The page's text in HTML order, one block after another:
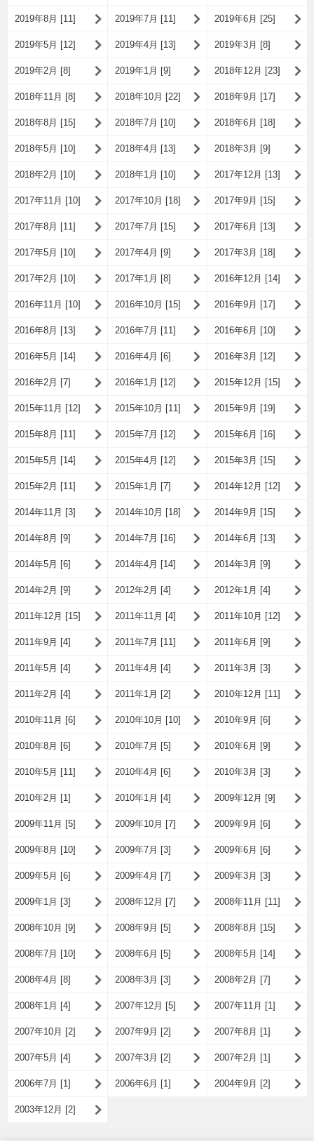
2019年8月 [11] 2019年7月 [11] 2019年6月 [25]
2019年5月 [12] 2019年4月 [13] 2019年3月 [8]
2019年2月 [8] 2019年1月 [9] 2018年12月 [23]
2018年11月 [8] 2018年10月 [22] 2018年9月 [17]
2018年8月 [15] 2018年7月 [10] 2018年6月 [18]
2018年5月 [10] 2018年4月 [13] 2018年3月 [9]
2018年2月 [10] 2018年1月 [10] 2017年12月 [13]
2017年11月 [10] 2017年10月 [18] 2017年9月 [15]
2017年8月 [11] 2017年7月 [15] 2017年6月 [13]
2017年5月 [10] 2017年4月 [9] 2017年3月 [18]
2017年2月 [10] 2017年1月 [8] 2016年12月 [14]
2016年11月 [10] 2016年10月 [15] 2016年9月 [17]
2016年8月 [13] 2016年7月 [11] 2016年6月 [10]
2016年5月 [14] 2016年4月 [6] 2016年3月 [12]
2016年2月 [7] 2016年1月 [12] 2015年12月 [15]
2015年11月 [12] 2015年10月 [11] 2015年9月 [19]
2015年8月 [11] 2015年7月 [12] 2015年6月 [16]
2015年5月 [14] 2015年4月 [12] 2015年3月 [15]
2015年2月 [11] 2015年1月 [7] 2014年12月 [12]
2014年11月 [3] 2014年10月 [18] 2014年9月 [15]
2014年8月 [9] 2014年7月 [16] 2014年6月 [13]
2014年5月 [6] 2014年4月 [14] 2014年3月 [9]
2014年2月 [9] 2012年2月 [4] 2012年1月 [4]
2011年12月 [15] 2011年11月 [4] 2011年10月 [12]
2011年9月 [4] 2011年7月 [11] 2011年6月 [9]
2011年5月 [4] 2011年4月 [4] 2011年3月 [3]
2011年2月 [4] 2011年1月 [2] 2010年12月 [11]
2010年11月 [6] 2010年10月 [10] 2010年9月 [6]
2010年8月 [6] 2010年7月 [5] 2010年6月 [9]
2010年5月 [11] 2010年4月 [6] 2010年3月 [3]
2010年2月 [1] 2010年1月 [4] 2009年12月 [9]
2009年11月 [5] 2009年10月 [7] 2009年9月 [6]
2009年8月 [10] 2009年7月 [3] 2009年6月 [6]
2009年5月 [6] 2009年4月 [7] 2009年3月 [3]
2009年1月 [3] 2008年12月 [7] 2008年11月 [11]
2008年10月 [9] 2008年9月 [5] 2008年8月 [15]
2008年7月 [10] 2008年6月 [5] 2008年5月 [14]
2008年4月 [8] 2008年3月 [3] 2008年2月 [7]
2008年1月 [4] 2007年12月 [5] 2007年11月 [1]
2007年10月 [2] 2007年9月 [2] 2007年8月 [1]
2007年5月 [4] 2007年3月 [2] 2007年2月 [1]
2006年7月 [1] 2006年6月 [1] 2004年9月 [2]
2003年12月 [2]